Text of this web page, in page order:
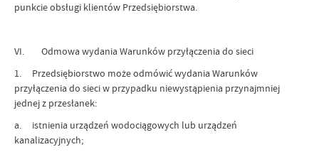
punkcie obsługi klientów Przedsiębiorstwa.
VI. Odmowa wydania Warunków przyłączenia do sieci
1. Przedsiębiorstwo może odmówić wydania Warunków
przyłączenia do sieci w przypadku niewystąpienia przynajmniej
jednej z przesłanek:
a. istnienia urządzeń wodociągowych lub urządzeń
kanalizacyjnych;